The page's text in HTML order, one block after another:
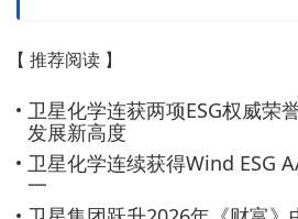
品、氢能利用、二氧
持续研发与创新，产
天、新能源汽车、电
领域，以不断拓展的
与世界分享化学之美
生活更美好 企业愿景
【 推荐阅读 】
卫星化学连获两项ESG权威荣
发展新高度
卫星化学连续获得Wind ESG
一